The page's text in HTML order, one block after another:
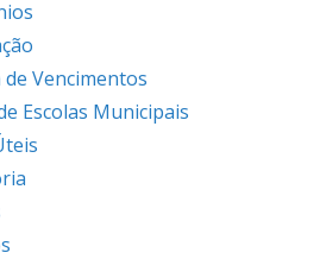
de Vencimentos
Escolas Municipais